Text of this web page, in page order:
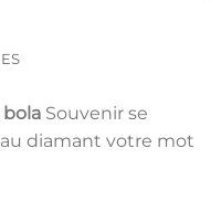
bola Souvenir se
au diamant votre mot